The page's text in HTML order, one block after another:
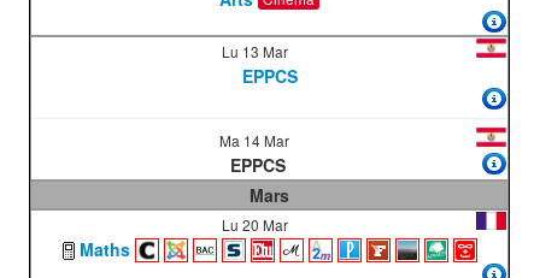
Lu 13 Mar
EPPCS
Ma 14 Mar
EPPCS
Mars
Lu 20 Mar
Maths